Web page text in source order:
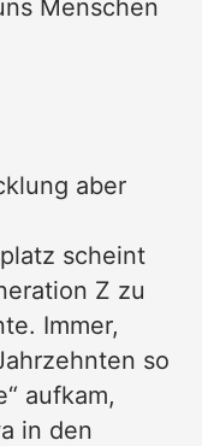
Menschen
aber
scheint
Z zu
Immer,
so
aufkam,
in den